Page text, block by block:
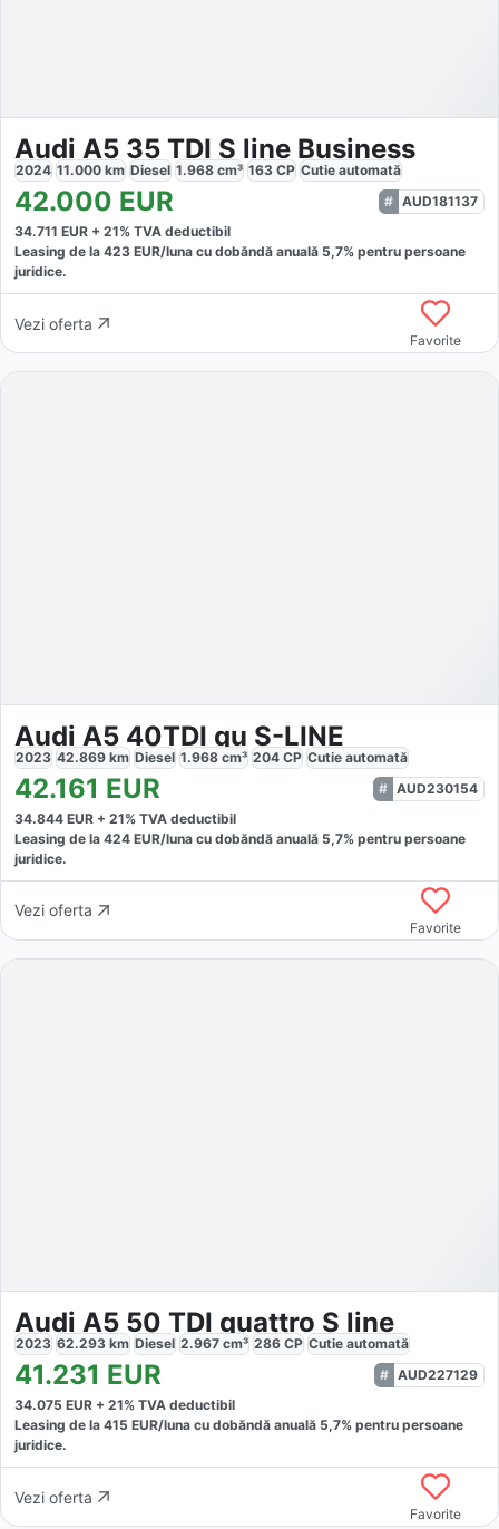
Audi A5 35 TDI S line Business
2024 11.000 km Diesel 1.968 cm³ 163 CP Cutie automată
42.000 EUR
AUD181137
34.711 EUR + 21% TVA deductibil
Leasing de la 423 EUR/luna cu dobăndă anuală 5,7% pentru persoane
juridice.
Vezi oferta
Favorite
Audi A5 40TDI qu S-LINE
2023 42.869 km Diesel 1.968 cm³ 204 CP Cutie automată
42.161 EUR
AUD230154
34.844 EUR + 21% TVA deductibil
Leasing de la 424 EUR/luna cu dobăndă anuală 5,7% pentru persoane
juridice.
Vezi oferta
Favorite
Audi A5 50 TDI quattro S line
2023 62.293 km Diesel 2.967 cm³ 286 CP Cutie automată
41.231 EUR
AUD227129
34.075 EUR + 21% TVA deductibil
Leasing de la 415 EUR/luna cu dobăndă anuală 5,7% pentru persoane
juridice.
Vezi oferta
Favorite